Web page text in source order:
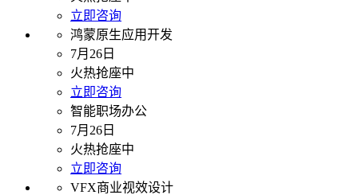
立即咨询
鸿蒙原生应用开发
7月26日
火热抢座中
立即咨询
智能职场办公
7月26日
火热抢座中
立即咨询
VFX商业视效设计